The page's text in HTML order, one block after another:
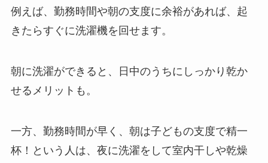
例えば、勤務時間や朝の支度に余裕があれば、起
きたらすぐに洗濯機を回せます。
朝に洗濯ができると、日中のうちにしっかり乾か
せるメリットも。
一方、勤務時間が早く、朝は子どもの支度で精一
杯！という人は、夜に洗濯をして室内干しや乾燥